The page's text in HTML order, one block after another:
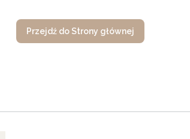
Przejdź do Strony głównej